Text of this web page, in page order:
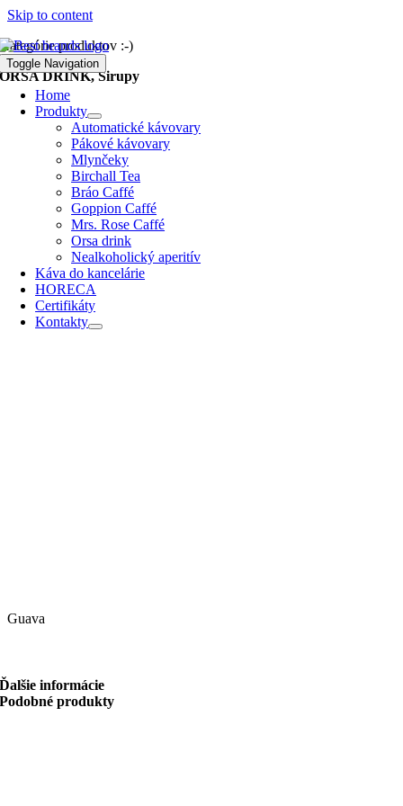
Skip to content
Toggle Navigation
Home
Produkty
Automatické kávovary
Pákové kávovary
Mlynčeky
Birchall Tea
Bráo Caffé
Goppion Caffé
Mrs. Rose Caffé
Orsa drink
Nealkoholický aperitív
Káva do kancelárie
HORECA
Certifikáty
Kontakty
Kategórie produktov :-)
ORSA DRINK, Sirupy
Guava
Ďalšie informácie
Podobné produkty